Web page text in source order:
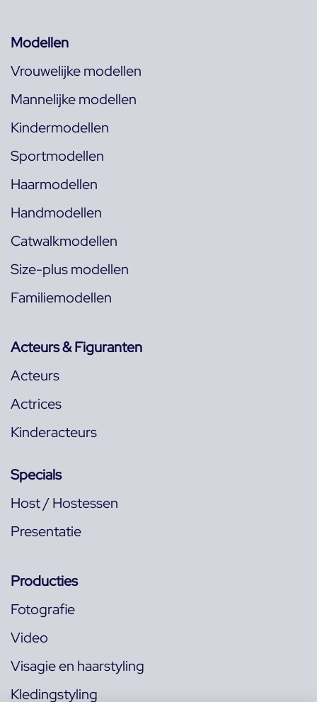
Modellen
Vrouwelijke modellen
Mannelijke modellen
Kindermodellen
Sportmodellen
Haarmodellen
Handmodellen
Catwalkmodellen
Size-plus modellen
Familiemodellen
Acteurs & Figuranten
Acteurs
Actrices
Kinderacteurs
Specials
Host / Hostessen
Presentatie
Producties
Fotografie
Video
Visagie en haarstyling
Kledingstyling